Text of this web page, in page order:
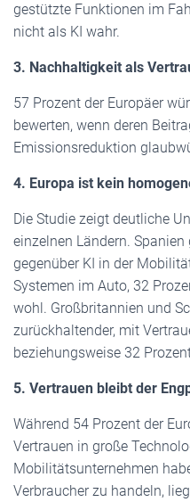
gestützte Funktionen im
nicht als KI wahr.
3. Nachhaltigkeit als
57 Prozent der Europäer
bewerten, wenn deren
Emissionsreduktion
4. Europa ist kein
Die Studie zeigt deutliche
einzelnen Ländern.
gegenüber KI in der
Systemen im Auto, 32
wohl. Großbritannien und
zurückhaltender, mit
beziehungsweise 32
5. Vertrauen bleibt der
Während 54 Prozent der
Vertrauen in große
Mobilitätsunternehmen
Verbraucher zu handeln,